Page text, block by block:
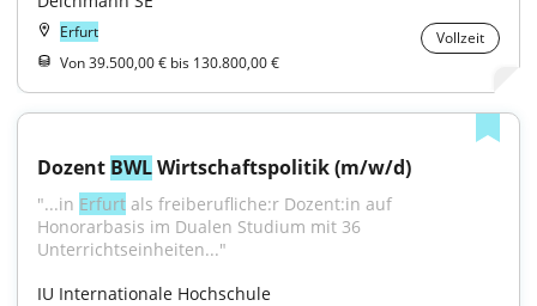
Erfurt
Vollzeit
Von 39.500,00 € bis 130.800,00 €
Dozent BWL Wirtschaftspolitik (m/w/d)
"...in Erfurt als freiberufliche:r Dozent:in auf
Honorarbasis im Dualen Studium mit 36
Unterrichtseinheiten..."
IU Internationale Hochschule